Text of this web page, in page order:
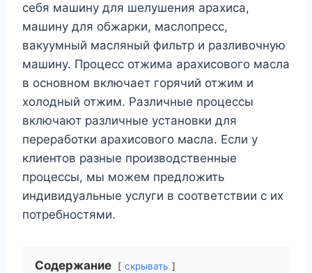
себя машину для шелушения арахиса,
машину для обжарки, маслопресс,
вакуумный масляный фильтр и разливочную
машину. Процесс отжима арахисового масла
в основном включает горячий отжим и
холодный отжим. Различные процессы
включают различные установки для
переработки арахисового масла. Если у
клиентов разные производственные
процессы, мы можем предложить
индивидуальные услуги в соответствии с их
потребностями.
Содержание скрывать